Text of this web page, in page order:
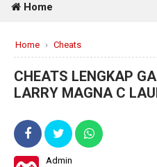
Home
Home › Cheats
CHEATS LENGKAP
LARRY MAGNA C
Admin